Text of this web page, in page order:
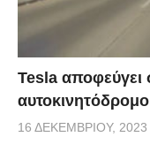
Tesla αποφεύγει
16 ΔΕΚΕΜΒΡΊΟΥ, 2023